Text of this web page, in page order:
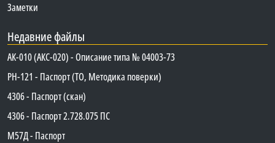
Заметки
Недавние файлы
АК-010 (АКС-020) - Описание типа № 04003-73
PH-121 - Паспорт (ТО, Методика поверки)
4306 - Паспорт (скан)
4306 - Паспорт 2.728.075 ПС
М57Д - Паспорт